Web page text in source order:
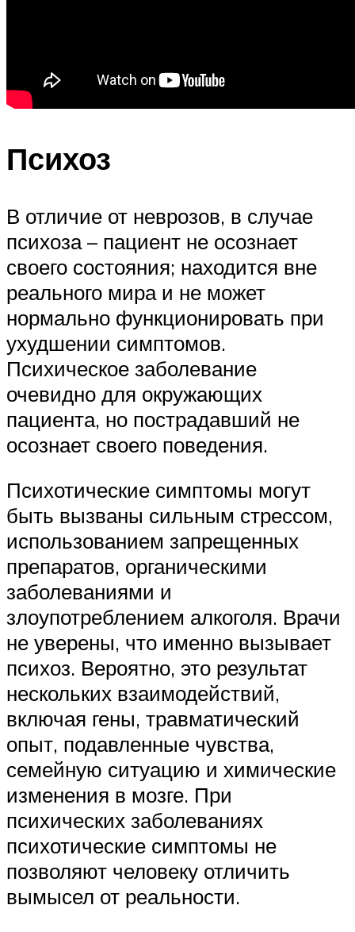
Психоз
В отличие от неврозов, в случае
психоза – пациент не осознает
своего состояния; находится вне
реального мира и не может
нормально функционировать при
ухудшении симптомов.
Психическое заболевание
очевидно для окружающих
пациента, но пострадавший не
осознает своего поведения.
Психотические симптомы могут
быть вызваны сильным стрессом,
использованием запрещенных
препаратов, органическими
заболеваниями и
злоупотреблением алкоголя. Врачи
не уверены, что именно вызывает
психоз. Вероятно, это результат
нескольких взаимодействий,
включая гены, травматический
опыт, подавленные чувства,
семейную ситуацию и химические
изменения в мозге. При
психических заболеваниях
психотические симптомы не
позволяют человеку отличить
вымысел от реальности.